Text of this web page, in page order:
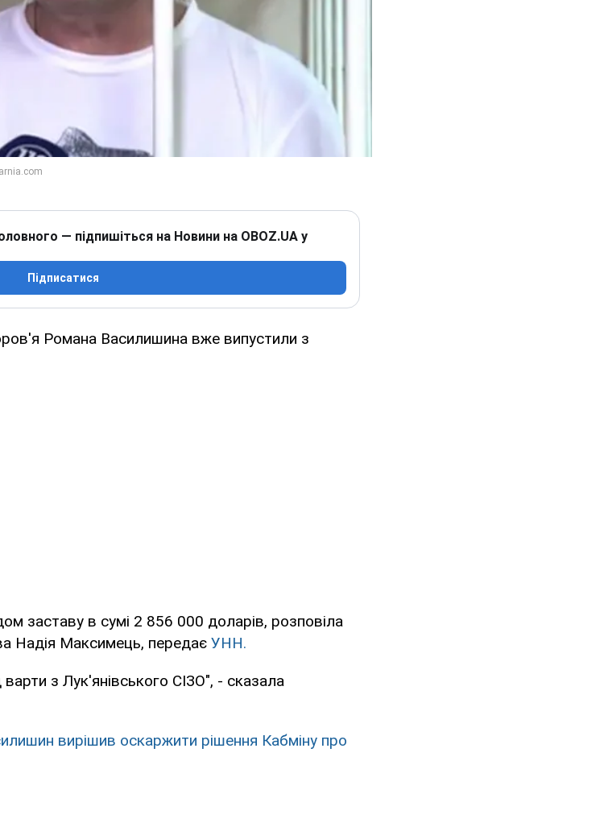
— підпишіться на Новини на OBOZ.UA у
Підписатися
Романа Василишина вже випустили з
заставу в сумі 2 856 000 доларів, розповіла
Надія Максимець, передає УНН.
з Лук'янівського СІЗО", - сказала
вирішив оскаржити рішення Кабміну про